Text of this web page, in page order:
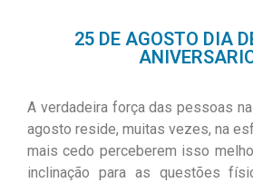
25 DE AGOSTO DIA
A verdadeira força das pessoas
agosto reside, muitas vezes, na
mais cedo perceberem isso
inclinação para as questões